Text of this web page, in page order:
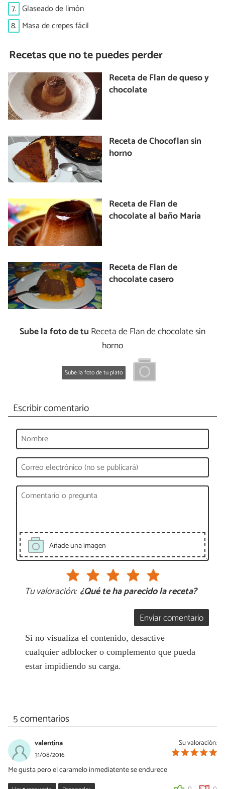
7. Glaseado de limón
8. Masa de crepes fácil
Recetas que no te puedes perder
Receta de Flan de queso y
chocolate
Receta de Chocoflan sin
horno
Receta de Flan de
chocolate al baño María
Receta de Flan de
chocolate casero
Sube la foto de tu Receta de Flan de chocolate sin
horno
Sube la foto de tu plato
Escribir comentario
Añade una imagen
Tu valoración: ¿Qué te ha parecido la receta?
Enviar comentario
Si no visualiza el contenido, desactive
cualquier adblocker o complemento que pueda
estar impidiendo su carga.
5 comentarios
Su valoración:
valentina
31/08/2016
Me gusta pero el caramelo inmediatente se endurece